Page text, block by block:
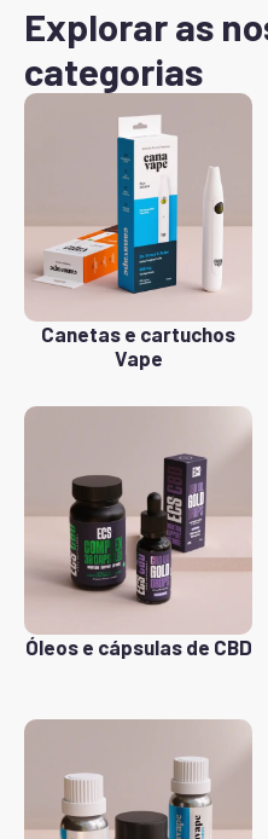
Explorar as
categorias
Canetas e cartuchos
Vape
Óleos e cápsulas de CBD